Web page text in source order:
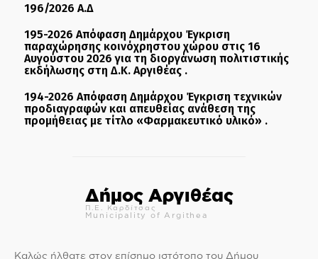
196/2026 Α.Δ
195-2026 Απόφαση Δημάρχου Έγκριση
παραχώρησης κοινόχρηστου χώρου στις 16
Αυγούστου 2026 για τη διοργάνωση πολιτιστικής
εκδήλωσης στη Δ.Κ. Αργιθέας .
194-2026 Απόφαση Δημάρχου Έγκριση τεχνικών
προδιαγραφών και απευθείας ανάθεση της
προμήθειας με τίτλο «Φαρμακευτικό υλικό» .
Δήμος Αργιθέας
Π.Ε. Καρδίτσας
Municipality of Argithea
Καλώς ήλθατε στον επίσημο ιστότοπο του Δήμου